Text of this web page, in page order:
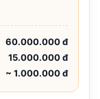
60.000.000 đ
15.000.000 đ
~ 1.000.000 đ